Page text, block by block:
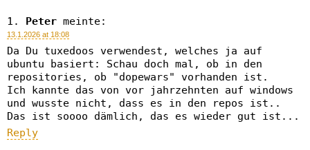
Peter meinte:
13.1.2026 at 18:08
Da Du tuxedoos verwendest, welches ja auf
ubuntu basiert: Schau doch mal, ob in den
repositories, ob "dopewars" vorhanden ist.
Ich kannte das von vor jahrzehnten auf windows
und wusste nicht, dass es in den repos ist..
Das ist soooo dämlich, das es wieder gut ist...
Reply